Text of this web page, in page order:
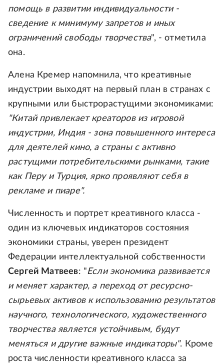
помощь в развитии индивидуальности -
сведение к минимуму запретов и иных
ограничений свободы творчества", - отметила
она.
Алена Кремер напомнила, что креативные
индустрии выходят на первый план в странах с
крупными или быстрорастущими экономиками:
"Китай привлекает креаторов из игровой
индустрии, Индия - зона повышенного интереса
для деятелей кино, а страны с активно
растущими потребительскими рынками, такие
как Перу и Турция, ярко проявляют себя в
рекламе и пиаре".
Численность и портрет креативного класса -
один из ключевых индикаторов состояния
экономики страны, уверен президент
Федерации интеллектуальной собственности
Сергей Матвеев: "Если экономика развивается
и меняет характер, а переход от ресурсно-
сырьевых активов к использованию результатов
научного, технологического, художественного
творчества является устойчивым, будут
меняться и другие важные индикаторы". Кроме
роста численности креативного класса за